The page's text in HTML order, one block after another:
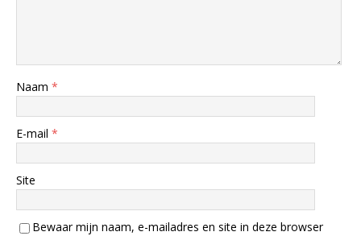
Naam *
E-mail *
Site
Bewaar mijn naam, e-mailadres en site in deze browser